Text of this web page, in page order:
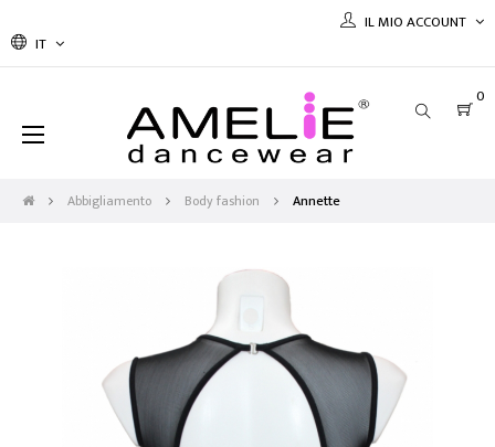
IT
IL MIO ACCOUNT
0
navigazione
Toggle
☰
Abbigliamento Body fashion Annette